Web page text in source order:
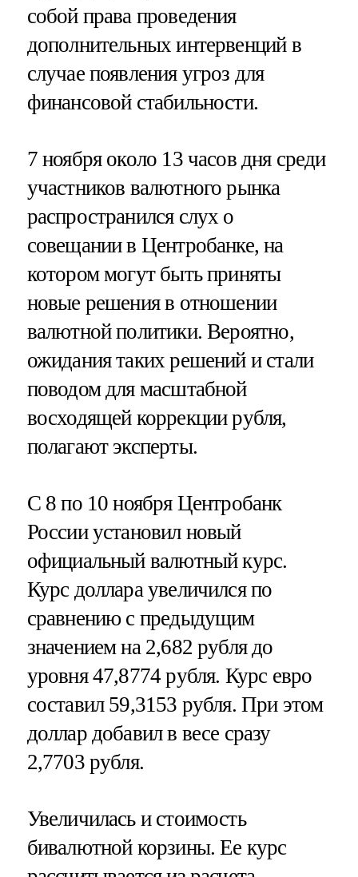
собой права проведения
дополнительных интервенций в
случае появления угроз для
финансовой стабильности.
7 ноября около 13 часов дня среди
участников валютного рынка
распространился слух о
совещании в Центробанке, на
котором могут быть приняты
новые решения в отношении
валютной политики. Вероятно,
ожидания таких решений и стали
поводом для масштабной
восходящей коррекции рубля,
полагают эксперты.
С 8 по 10 ноября Центробанк
России установил новый
официальный валютный курс.
Курс доллара увеличился по
сравнению с предыдущим
значением на 2,682 рубля до
уровня 47,8774 рубля. Курс евро
составил 59,3153 рубля. При этом
доллар добавил в весе сразу
2,7703 рубля.
Увеличилась и стоимость
бивалютной корзины. Ее курс